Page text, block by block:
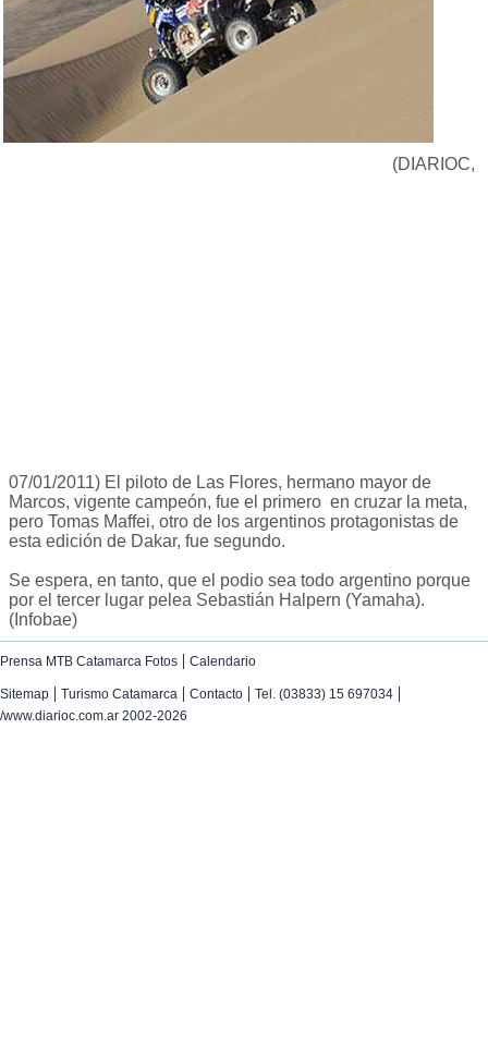
(DIARIOC,
07/01/2011) El piloto de Las Flores, hermano mayor de
Marcos, vigente campeón, fue el primero en cruzar la meta,
pero Tomas Maffei, otro de los argentinos protagonistas de
esta edición de Dakar, fue segundo.
Se espera, en tanto, que el podio sea todo argentino porque
por el tercer lugar pelea Sebastián Halpern (Yamaha).
(Infobae)
Prensa MTB Catamarca Fotos | Calendario
Sitemap | Turismo Catamarca | Contacto | Tel. (03833) 15 697034 |
/www.diarioc.com.ar 2002-2026